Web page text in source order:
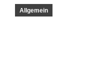
Allgemein